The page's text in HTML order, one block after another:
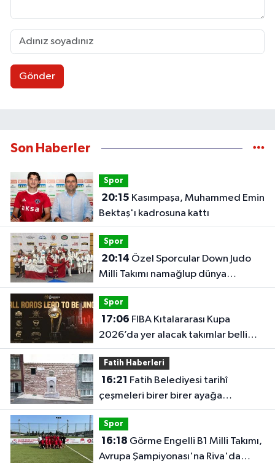
Gönder
Son Haberler
Spor
20:15
Bektaş'ı kadrosuna kattı
Spor
20:14
Milli Takımı namağlup dünya
şampiyonu
Spor
17:06
2026’da yer alacak takımlar belli
oldu
Fatih Haberleri
16:21
çeşmeleri birer birer ayağa
kaldırıyor
Spor
16:18
Avrupa Şampiyonası'na Riva'da